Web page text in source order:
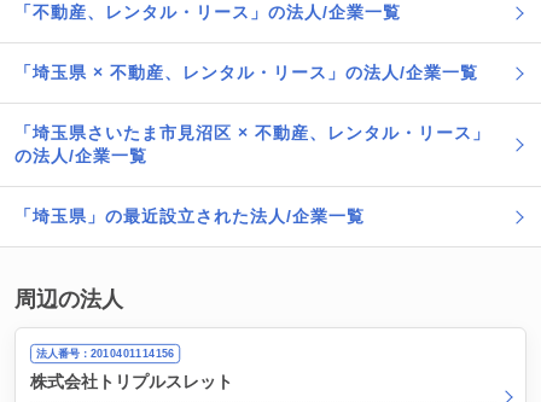
「不動産、レンタル・リース」の法人/企業一覧
「埼玉県 × 不動産、レンタル・リース」の法人/企業一覧
「埼玉県さいたま市見沼区 × 不動産、レンタル・リース」
の法人/企業一覧
「埼玉県」の最近設立された法人/企業一覧
周辺の法人
法人番号：2010401114156
株式会社トリプルスレット